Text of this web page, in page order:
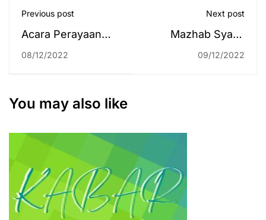
Previous post
Acara Perayaan
Dies Natalis ke-10
08/12/2022
Next post
Mazhab Syafi’i
Banyak Diterapkan
09/12/2022
You may also like